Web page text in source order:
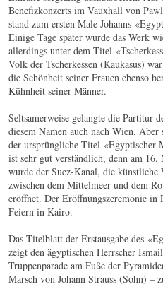
Benefizkonzerts im Vauxhall von
stand zum ersten Male Johanns
Einige Tage später wurde das Werk
allerdings unter dem Titel
Volk der Tscherkessen (Kaukasus)
die Schönheit seiner Frauen ebenso
Kühnheit seiner Männer.
Seltsamerweise gelangte die Partitur
diesem Namen auch nach Wien. Aber
der ursprüngliche Titel «Egyptischer
ist sehr gut verständlich, denn am 16.
wurde der Suez-Kanal, die künstliche
zwischen dem Mittelmeer und dem
eröffnet. Der Eröffnungszeremonie in
Feiern in Kairo.
Das Titelblatt der Erstausgabe des
zeigt den ägyptischen Herrscher
Truppenparade am Fuße der
Marsch von Johann Strauss (Sohn) –